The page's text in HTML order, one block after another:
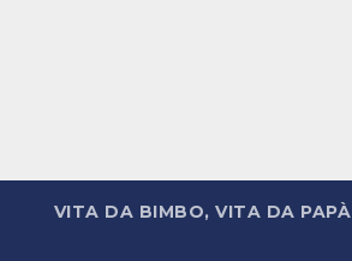
VITA DA BIMBO, VITA DA PAPÀ